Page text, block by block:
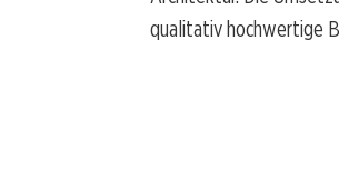
qualitativ hochwertige